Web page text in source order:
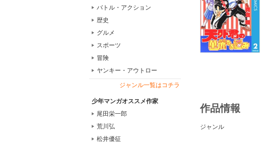
バトル・アクション
歴史
グルメ
スポーツ
冒険
ヤンキー・アウトロー
ジャンル一覧はコチラ
少年マンガオススメ作家
尾田栄一郎
荒川弘
松井優征
作品情報
ジャンル